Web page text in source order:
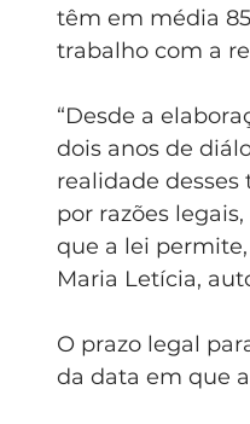
têm em média
trabalho com a
“Desde a
dois anos de
realidade desses
por razões
que a lei
Maria Letícia,
O prazo legal
da data em que